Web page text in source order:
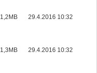
1,2MB 29.4.2016 10:32
1,3MB 29.4.2016 10:32